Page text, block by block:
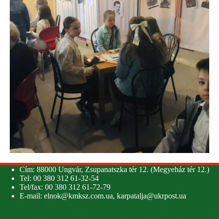
Cím: 88000 Ungvár, Zsupanatszka tér 12. (Megyeház tér 12.)
Tel: 00 380 312 61-32-54
Tel/fax: 00 380 312 61-72-79
E-mail: elnok@kmksz.com.ua, karpatalja@ukrpost.ua